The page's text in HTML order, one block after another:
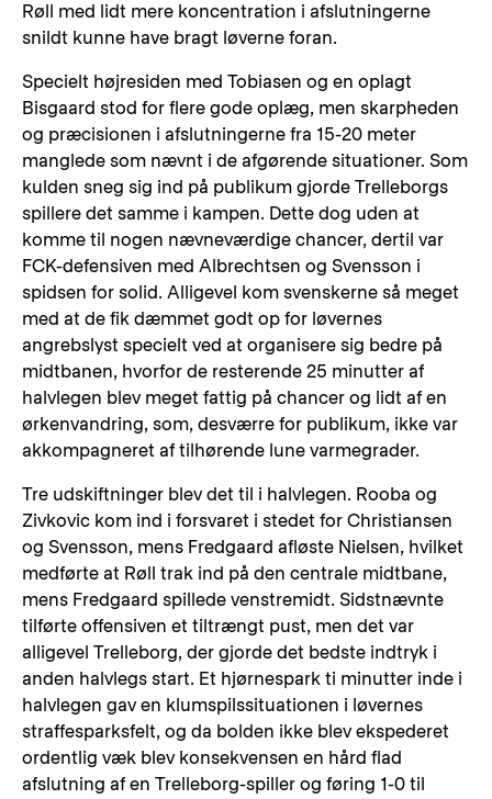
Røll med lidt mere koncentration i afslutningerne
snildt kunne have bragt løverne foran.
Specielt højresiden med Tobiasen og en oplagt
Bisgaard stod for flere gode oplæg, men skarpheden
og præcisionen i afslutningerne fra 15-20 meter
manglede som nævnt i de afgørende situationer. Som
kulden sneg sig ind på publikum gjorde Trelleborgs
spillere det samme i kampen. Dette dog uden at
komme til nogen nævneværdige chancer, dertil var
FCK-defensiven med Albrechtsen og Svensson i
spidsen for solid. Alligevel kom svenskerne så meget
med at de fik dæmmet godt op for løvernes
angrebslyst specielt ved at organisere sig bedre på
midtbanen, hvorfor de resterende 25 minutter af
halvlegen blev meget fattig på chancer og lidt af en
ørkenvandring, som, desværre for publikum, ikke var
akkompagneret af tilhørende lune varmegrader.
Tre udskiftninger blev det til i halvlegen. Rooba og
Zivkovic kom ind i forsvaret i stedet for Christiansen
og Svensson, mens Fredgaard afløste Nielsen, hvilket
medførte at Røll trak ind på den centrale midtbane,
mens Fredgaard spillede venstremidt. Sidstnævnte
tilførte offensiven et tiltrængt pust, men det var
alligevel Trelleborg, der gjorde det bedste indtryk i
anden halvlegs start. Et hjørnespark ti minutter inde i
halvlegen gav en klumspilssituationen i løvernes
straffesparksfelt, og da bolden ikke blev ekspederet
ordentlig væk blev konsekvensen en hård flad
afslutning af en Trelleborg-spiller og føring 1-0 til